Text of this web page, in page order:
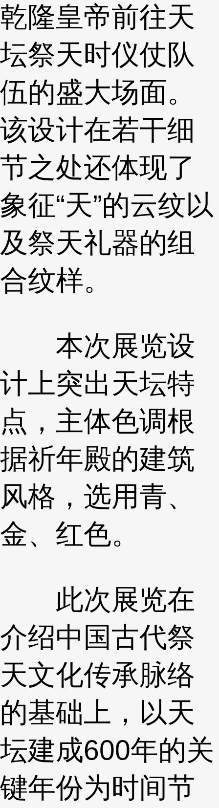
乾隆皇帝前往天
坛祭天时仪仗队
伍的盛大场面。
该设计在若干细
节之处还体现了
象征“天”的云纹以
及祭天礼器的组
合纹样。
本次展览设
计上突出天坛特
点，主体色调根
据祈年殿的建筑
风格，选用青、
金、红色。
此次展览在
介绍中国古代祭
天文化传承脉络
的基础上，以天
坛建成600年的关
键年份为时间节